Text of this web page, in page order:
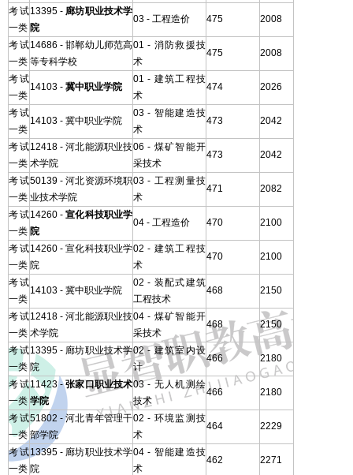
考试
一类
13395 - 廊坊职业技术学
院
03 - 工程造价 475 2008
考试
一类
14686 - 邯郸幼儿师范高
等专科学校
01 - 消防救援技
术
475 2008
考试
一类
14103 - 冀中职业学院
01 - 建筑工程技
术
474 2026
考试
一类
14103 - 冀中职业学院
03 - 智能建造技
术
473 2042
考试
一类
12418 - 河北能源职业技
术学院
06 - 煤矿智能开
采技术
473 2042
考试
一类
50139 - 河北资源环境职
业技术学院
03 - 工程测量技
术
471 2082
考试
一类
14260 -宣化科技职业学
院
04 - 工程造价 470 2100
考试
一类
14260 - 宣化科技职业学
院
02 - 建筑工程技
术
470 2100
考试
一类
14103 - 冀中职业学院
02 - 装配式建筑
工程技术
468 2150
考试
一类
12418 - 河北能源职业技
术学院
04 - 煤矿智能开
采技术
468 2150
考试
一类
13395 - 廊坊职业技术学
院
02 - 建筑室内设
计
466 2180
考试
一类
11423 -张家口职业技术
学院
03 - 无人机测绘
技术
466 2180
考试
一类
51802 - 河北青年管理干
部学院
02 - 环境监测技
术
464 2229
考试
一类
13395 - 廊坊职业技术学
院
04 - 智能建造技
术
462 2271